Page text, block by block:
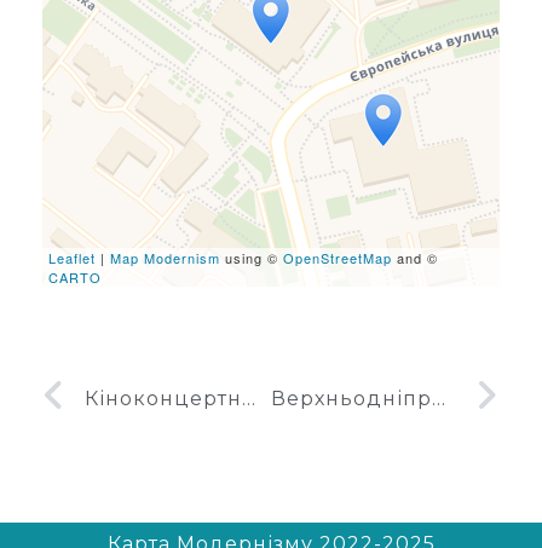
Travelers' Map is loading...
If you see this after your
page is loaded completely,
leafletJS files are missing.
Leaflet | Map Modernism using © OpenStreetMap and ©
CARTO
Кіноконцертний зал Мир Верхньодніпровський палац піонерів